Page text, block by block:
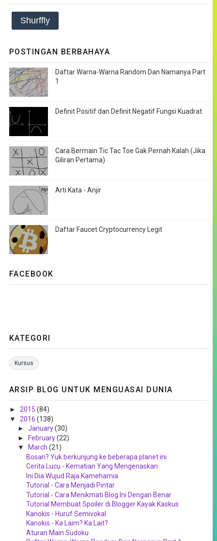
Shurffly
POSTINGAN BERBAHAYA
Daftar Warna-Warna Random Dan Namanya Part
1
Definit Positif dan Definit Negatif Fungsi Kuadrat.
Cara Bermain Tic Tac Toe Gak Pernah Kalah (Jika
Giliran Pertama)
Arti Kata - Anjir
Daftar Faucet Cryptocurrency Legit
FACEBOOK
KATEGORI
Kursus
ARSIP BLOG UNTUK MENGUASAI DUNIA
► 2015 (84)
▼ 2016 (138)
► January(30)
► February(22)
▼
March (21)
Bosan? Yuk berkunjung ke beberapa planet ini
Cerita Lucu - Kematian Yang Mengenaskan
Ini Dia Wujud Raja Kamehamia
Tutorial - Cara Menjadi Pintar
Tutorial - Cara Menikmati Blog Ini Dengan Benar
Tutorial Membuat Spoiler di Blogger Kayak Kaskus
Kanokis - Huruf Semivokal
Kanokis - Ka Laim? Ka Lait?
Aturan Main Sudoku